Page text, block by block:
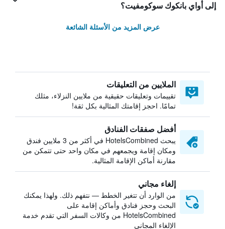
إلى أواي بانكوك سوكومفيت؟
عرض المزيد من الأسئلة الشائعة
الملايين من التعليقات
تقييمات وتعليقات حقيقية من ملايين النزلاء، مثلك
تمامًا. احجز إقامتك المثالية بكل ثقة!
أفضل صفقات الفنادق
يبحث HotelsCombined في أكثر من 3 ملايين فندق
ومكان إقامة ويجمعهم في مكان واحد حتى تتمكن من
مقارنة أماكن الإقامة المثالية.
إلغاء مجاني
من الوارد أن تتغير الخطط — نتفهم ذلك. ولهذا يمكنك
البحث وحجز فنادق وأماكن إقامة على
HotelsCombined من وكالات السفر التي تقدم خدمة
الإلغاء المجاني